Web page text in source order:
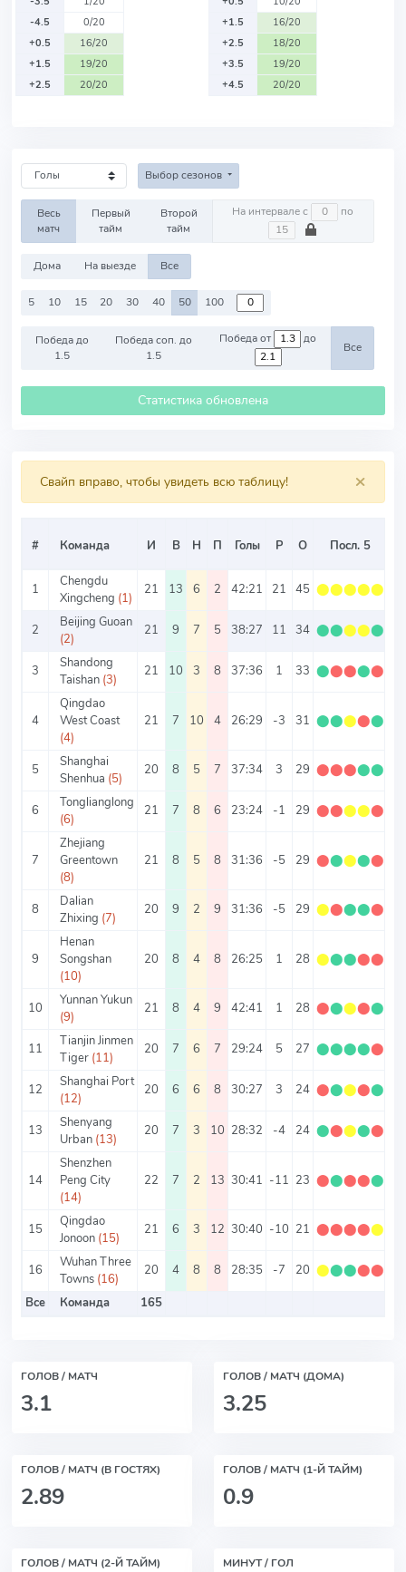
-4.5
0/20
+0.5
16/20
+1.5
19/20
+2.5
20/20
+1.5
16/20
+2.5
18/20
+3.5
19/20
+4.5
20/20
Выбор сезонов
Весь
матч
Первый
тайм
Второй
тайм
На интервале с по
Дома На выезде Все
5 10 15 20 30 40 50 100
Победа до
1.5
Победа соп. до
1.5
Победа от до
Все
Статистика обновлена
×
Свайп вправо, чтобы увидеть всю таблицу!
# Команда И В Н П Голы Р О Посл. 5
1
Chengdu
Xingcheng (1)
21 13 6 2 42:21 21 45 ⬤⬤⬤⬤⬤
2
Beijing Guoan
(2)
21 9 7 5 38:27 11 34 ⬤⬤⬤⬤⬤
3
Shandong
Taishan (3)
21 10 3 8 37:36 1 33 ⬤⬤⬤⬤⬤
4
Qingdao
West Coast
(4)
21 7 10 4 26:29 -3 31 ⬤⬤⬤⬤⬤
5
Shanghai
Shenhua (5)
20 8 5 7 37:34 3 29 ⬤⬤⬤⬤⬤
6
Tonglianglong
(6)
21 7 8 6 23:24 -1 29 ⬤⬤⬤⬤⬤
7
Zhejiang
Greentown
(8)
21 8 5 8 31:36 -5 29 ⬤⬤⬤⬤⬤
8
Dalian
Zhixing (7)
20 9 2 9 31:36 -5 29 ⬤⬤⬤⬤⬤
9
Henan
Songshan
(10)
20 8 4 8 26:25 1 28 ⬤⬤⬤⬤⬤
10
Yunnan Yukun
(9)
21 8 4 9 42:41 1 28 ⬤⬤⬤⬤⬤
11
Tianjin Jinmen
Tiger (11)
20 7 6 7 29:24 5 27 ⬤⬤⬤⬤⬤
12
Shanghai Port
(12)
20 6 6 8 30:27 3 24 ⬤⬤⬤⬤⬤
13
Shenyang
Urban (13)
20 7 3 10 28:32 -4 24 ⬤⬤⬤⬤⬤
14
Shenzhen
Peng City
(14)
22 7 2 13 30:41 -11 23 ⬤⬤⬤⬤⬤
15
Qingdao
Jonoon (15)
21 6 3 12 30:40 -10 21 ⬤⬤⬤⬤⬤
16
Wuhan Three
Towns (16)
20 4 8 8 28:35 -7 20 ⬤⬤⬤⬤⬤
Все
Команда 165
ГОЛОВ / МАТЧ
3.1
ГОЛОВ / МАТЧ (ДОМА)
3.25
ГОЛОВ / МАТЧ (В ГОСТЯХ)
2.89
ГОЛОВ / МАТЧ (1-Й ТАЙМ)
0.9
ГОЛОВ / МАТЧ (2-Й ТАЙМ) МИНУТ / ГОЛ